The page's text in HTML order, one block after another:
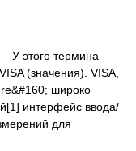
У этого термина
(значения). VISA,
широко
интерфейс ввода/
для